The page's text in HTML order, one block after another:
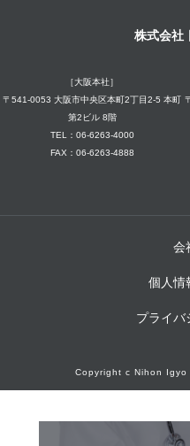
株式会社
［大阪本社］
〒541-0053 大阪市中央区本町2丁目2-5 本町
第2ビル 8階
TEL：06-6263-4000
FAX：06-6263-4888
会
個人情
プライバ
Copyright c Nihon Igyo